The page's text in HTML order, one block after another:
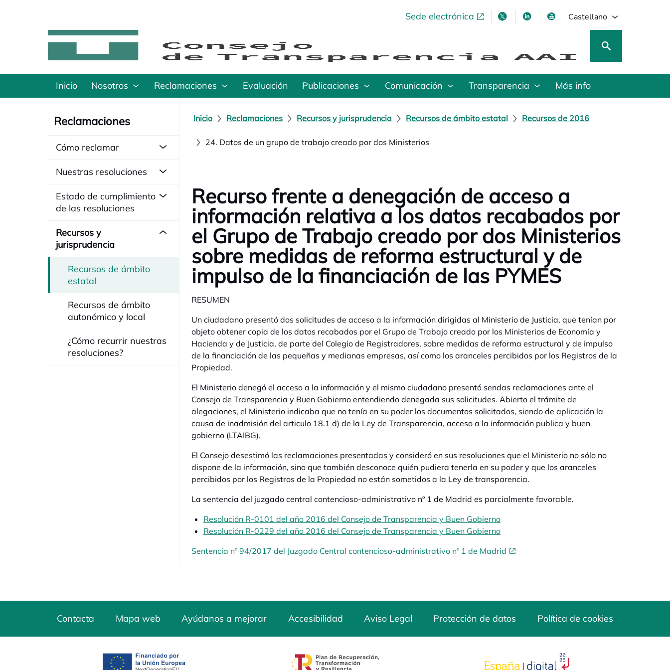
Sede electrónicase abre en una pestaña nueva
se abre en una pestaña nueva
se abre en una pestaña nueva
se abre en una pestaña
Castellano
Inicio Nosotros Reclamaciones Evaluación Publicaciones Comunicación Transparencia Más info
Reclamaciones
Cómo reclamar
Nuestras resoluciones
Estado de cumplimiento
de las resoluciones
Recursos y
jurisprudencia
Recursos de ámbito
estatal
Recursos de ámbito
autonómico y local
¿Cómo recurrir nuestras
resoluciones?
Inicio Reclamaciones Recursos y jurisprudencia Recursos de ámbito estatal Recursos de 2016
24. Datos de un grupo de trabajo creado por dos Ministerios
Recurso frente a denegación de acceso a
información relativa a los datos recabados por
el Grupo de Trabajo creado por dos Ministerios
sobre medidas de reforma estructural y de
impulso de la financiación de las PYMES
RESUMEN
Un ciudadano presentó dos solicitudes de acceso a la información dirigidas al Ministerio de Justicia, que tenían por
objeto obtener copia de los datos recabados por el Grupo de Trabajo creado por los Ministerios de Economía y
Hacienda y de Justicia, de parte del Colegio de Registradores, sobre medidas de reforma estructural y de impulso
de la financiación de las pequeñas y medianas empresas, así como los aranceles percibidos por los Registros de la
Propiedad.
El Ministerio denegó el acceso a la información y el mismo ciudadano presentó sendas reclamaciones ante el
Consejo de Transparencia y Buen Gobierno entendiendo denegada sus solicitudes. Abierto el trámite de
alegaciones, el Ministerio indicaba que no tenía en su poder los documentos solicitados, siendo de aplicación la
causa de inadmisión del articulo 18.1 d) de la Ley de Transparencia, acceso a la información publica y buen
gobierno (LTAIBG).
El Consejo desestimó las reclamaciones presentadas y consideró en sus resoluciones que el Ministerio no sólo no
dispone de la información, sino que también desconoce quién pudiera tenerla en su poder y que los aranceles
percibidos por los Registros de la Propiedad no están sometidos a la Ley de transparencia.
La sentencia del juzgado central contencioso-administrativo nº 1 de Madrid es parcialmente favorable.
Resolución R-0101 del año 2016 del Consejo de Transparencia y Buen Gobierno
Resolución R-0229 del año 2016 del Consejo de Transparencia y Buen Gobierno
Sentencia nº 94/2017 del Juzgado Central contencioso-administrativo nº 1 de Madrid
Contacta Mapa web Ayúdanos a mejorar Accesibilidad Aviso Legal Protección de datos Política de cookies
se abre en una pestaña nueva se abre en una pestaña nueva se abre en una pestaña nueva